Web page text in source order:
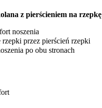
z pierścieniem na rzepkę
noszenia
rzepki przez pierścień rzepki
po obu stronach